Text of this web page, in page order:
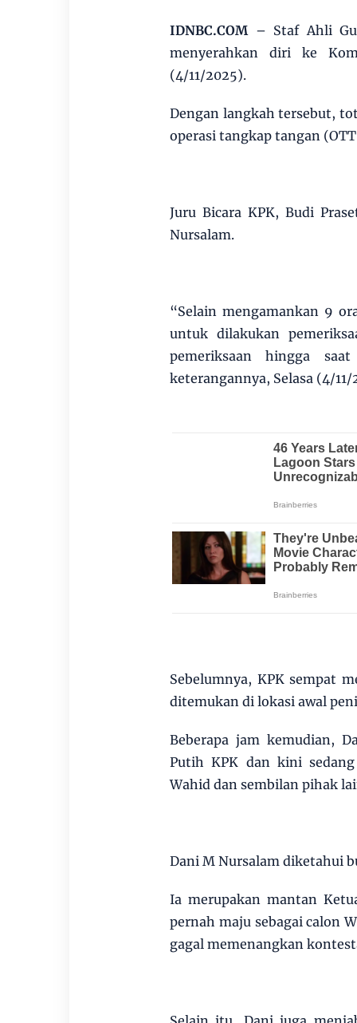
IDNBC.COM– Staf Ahli
menyerahkan diri ke
(4/11/2025).
Dengan langkah tersebut,
operasi tangkap tangan
Juru Bicara KPK, Budi
Nursalam.
“Selain mengamankan 9
untuk dilakukan
pemeriksaan hingga
keterangannya, Selasa (4/11/
Sebelumnya, KPK sempat
ditemukan di lokasi awal
Beberapa jam kemudian,
Putih KPK dan kini
Wahid dan sembilan pihak
Dani M Nursalam diketahui
Ia merupakan mantan
pernah maju sebagai calon
gagal memenangkan